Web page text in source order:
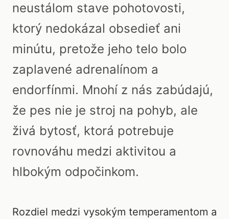
neustálom stave pohotovosti,
ktorý nedokázal obsedieť ani
minútu, pretože jeho telo bolo
zaplavené adrenalínom a
endorfínmi. Mnohí z nás zabúdajú,
že pes nie je stroj na pohyb, ale
živá bytosť, ktorá potrebuje
rovnováhu medzi aktivitou a
hlbokým odpočinkom.
Rozdiel medzi vysokým temperamentom a